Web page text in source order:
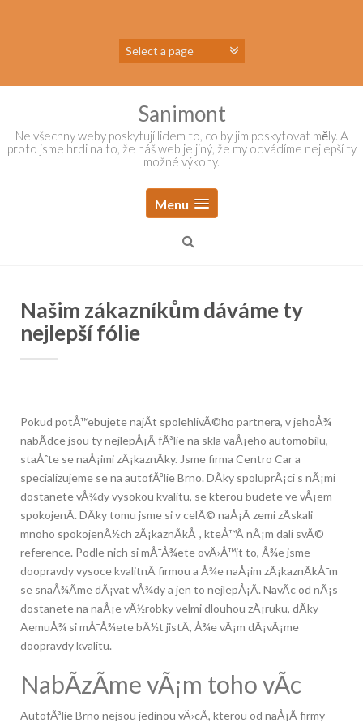
Sanimont
Ne všechny weby poskytují lidem to, co by jim poskytovat měly. A
proto jsme hrdi na to, že náš web je jiný, že my odvádíme nejlepší ty
možné výkony.
Menu
Našim zákazníkům dáváme ty
nejlepší fólie
Pokud potÅ™ebujete najÃ­t spolehlivÃ©ho partnera, v jehoÅ¾
nabÃ­dce jsou ty nejlepÅ¡Ã­ fÃ³lie na skla vaÅ¡eho automobilu,
staÅˆte se naÅ¡imi zÃ¡kaznÃ­ky. Jsme firma Centro Car a
specializujeme se na autofÃ³lie Brno. DÃ­ky spoluprÃ¡ci s nÃ¡mi
dostanete vÅ¾dy vysokou kvalitu, se kterou budete ve vÅ¡em
spokojenÃ­. DÃ­ky tomu jsme si v celÃ© naÅ¡Ã­ zemi zÃ­skali
mnoho spokojenÃ½ch zÃ¡kaznÃ­kÅ¯, kteÅ™Ã­ nÃ¡m dali svÃ©
reference. Podle nich si mÅ¯Å¾ete ovÄ›Å™it to, Å¾e jsme
doopravdy vysoce kvalitnÃ­ firmou a Å¾e naÅ¡im zÃ¡kaznÃ­kÅ¯m
se snaÅ¾Ã­me dÃ¡vat vÅ¾dy a jen to nejlepÅ¡Ã­. NavÃ­c od nÃ¡s
dostanete na naÅ¡e vÃ½robky velmi dlouhou zÃ¡ruku, dÃ­ky
ÄemuÅ¾ si mÅ¯Å¾ete bÃ½t jistÃ­, Å¾e vÃ¡m dÃ¡vÃ¡me
doopravdy kvalitu.
NabÃ­zÃ­me vÃ¡m toho vÃ­c
AutofÃ³lie Brno nejsou jedinou vÄ›cÃ­, kterou od naÅ¡Ã­ firmy